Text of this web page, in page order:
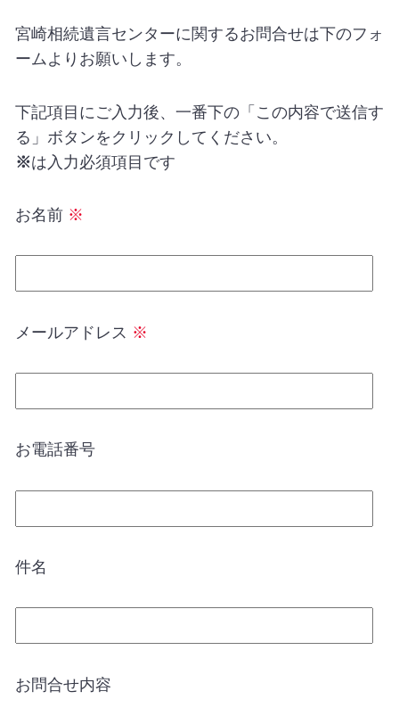
宮崎相続遺言センターに関するお問合せは下のフォ
ームよりお願いします。
下記項目にご入力後、一番下の「この内容で送信す
る」ボタンをクリックしてください。
※は入力必須項目です
お名前 ※
メールアドレス ※
お電話番号
件名
お問合せ内容